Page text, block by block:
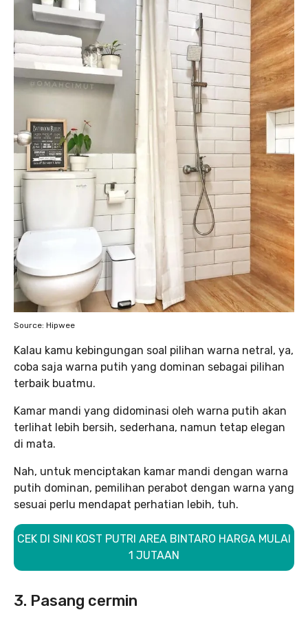
Source: Hipwee
Kalau kamu kebingungan soal pilihan warna netral, ya,
coba saja warna putih yang dominan sebagai pilihan
terbaik buatmu.
Kamar mandi yang didominasi oleh warna putih akan
terlihat lebih bersih, sederhana, namun tetap elegan
di mata.
Nah, untuk menciptakan kamar mandi dengan warna
putih dominan, pemilihan perabot dengan warna yang
sesuai perlu mendapat perhatian lebih, tuh.
CEK DI SINI KOST PUTRI AREA BINTARO HARGA MULAI
1 JUTAAN
3. Pasang cermin